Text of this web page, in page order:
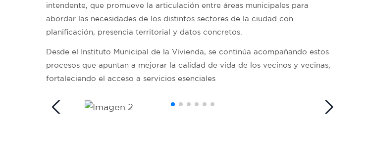
intendente, que promueve la articulación entre áreas municipales para
abordar las necesidades de los distintos sectores de la ciudad con
planificación, presencia territorial y datos concretos.
Desde el Instituto Municipal de la Vivienda, se continúa acompañando estos
procesos que apuntan a mejorar la calidad de vida de los vecinos y vecinas,
fortaleciendo el acceso a servicios esenciales